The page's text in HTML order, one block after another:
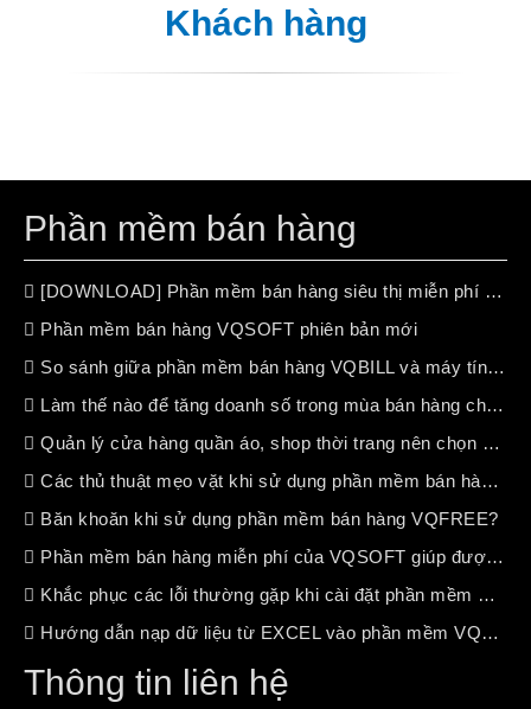
Khách hàng
Phần mềm bán hàng
[DOWNLOAD] Phần mềm bán hàng siêu thị miễn phí (free 100%)
Phần mềm bán hàng VQSOFT phiên bản mới
So sánh giữa phần mềm bán hàng VQBILL và máy tính tiền chuyên dụng
Làm thế nào để tăng doanh số trong mùa bán hàng chậm ?
Quản lý cửa hàng quần áo, shop thời trang nên chọn phần mềm bán hàng nào?
Các thủ thuật mẹo vặt khi sử dụng phần mềm bán hàng VQSOFT
Băn khoăn khi sử dụng phần mềm bán hàng VQFREE?
Phần mềm bán hàng miễn phí của VQSOFT giúp được gì cho bạn ?
Khắc phục các lỗi thường gặp khi cài đặt phần mềm VQSOFT
Hướng dẫn nạp dữ liệu từ EXCEL vào phần mềm VQSOFT
Thông tin liên hệ